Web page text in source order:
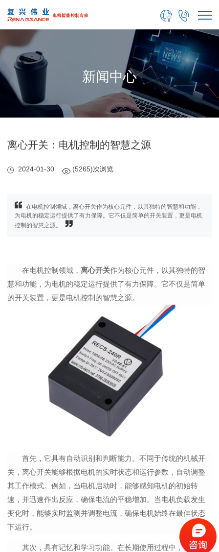


新闻中心
离心开关：电机控制的智慧之源
2024-01-30 (5265)次浏览
在电机控制领域，离心开关作为核心元件，以其独特的智慧和功能，
为电机的稳定运行提供了有力保障。它不仅是简单的开关装置，更是电机
控制的智慧之源。
在电机控制领域， 离心开关作为核心元件，以其独特的智
慧和功能，为电机的稳定运行提供了有力保障。 它不仅是简单
的开关装置，更是电机控制的智慧之源。
首先， 它具有自动识别和判断能力。不同于传统的机械开
关，离心开关能够根据电机的实时状态和运行参数，自动调整
其工作模式。例如，当电机启动时，能够感知电机的初始转
速，并迅速作出反应，确保电流的平稳增加。当电机负载发生
变化时，能够实时监测并调整电流，确保电机始终在最佳状态
下运行。
其次，具有记忆和学习功能。在长期使用过程中，能够记